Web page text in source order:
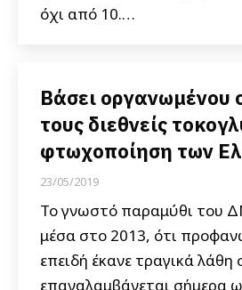
όχι από 10.…
Βάσει οργανωμένου
τους διεθνείς
φτωχοποίηση των
23/05/2019
Το γνωστό παραμύθι του
μέσα στο 2013, ότι
επειδή έκανε τραγικά
επαναλαμβάνεται σήμερα